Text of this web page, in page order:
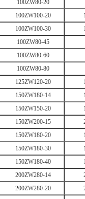
100ZW80-20
100ZW100-20
100ZW100-30
100ZW80-45
100ZW80-60
100ZW80-80
125ZW120-20
150ZW180-14
150ZW150-20
150ZW200-15
150ZW180-20
150ZW180-30
150ZW180-40
200ZW280-14
200ZW280-20